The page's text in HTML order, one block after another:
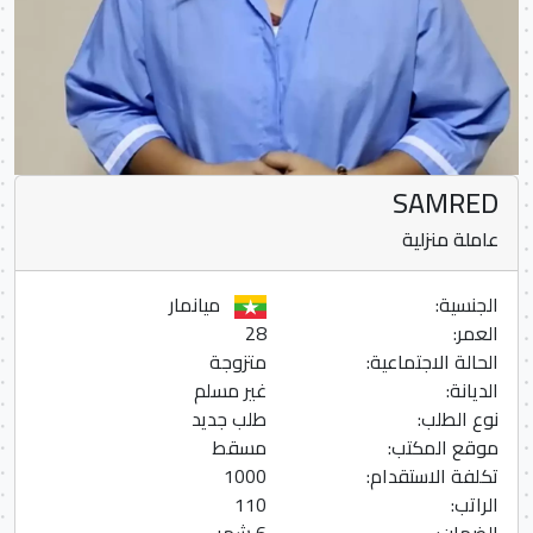
SAMRED
عاملة منزلية
الجنسية:
ميانمار
العمر:
28
الحالة الاجتماعية:
متزوجة
الديانة:
غير مسلم
نوع الطلب:
طلب جديد
موقع المكتب:
مسقط
تكلفة الاستقدام:
1000
الراتب:
110